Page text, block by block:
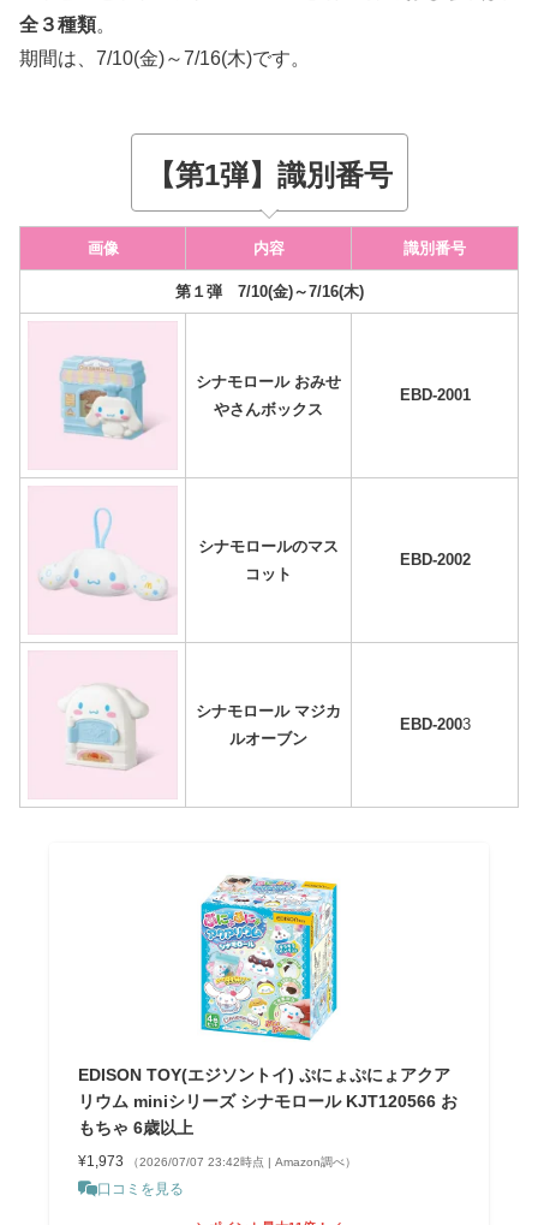
全３種類。
期間は、7/10(金)～7/16(木)です。
【第1弾】識別番号
画像 内容 識別番号
第１弾 7/10(金)～7/16(木)
シナモロール おみせ
やさんボックス
EBD-2001
シナモロールのマス
コット
EBD-2002
シナモロール マジカ
ルオーブン
EBD-2003
EDISON TOY(エジソントイ) ぷにょぷにょアクア
リウム miniシリーズ シナモロール KJT120566 お
もちゃ 6歳以上
¥1,973 （2026/07/07 23:42時点 | Amazon調べ）
口コミを見る